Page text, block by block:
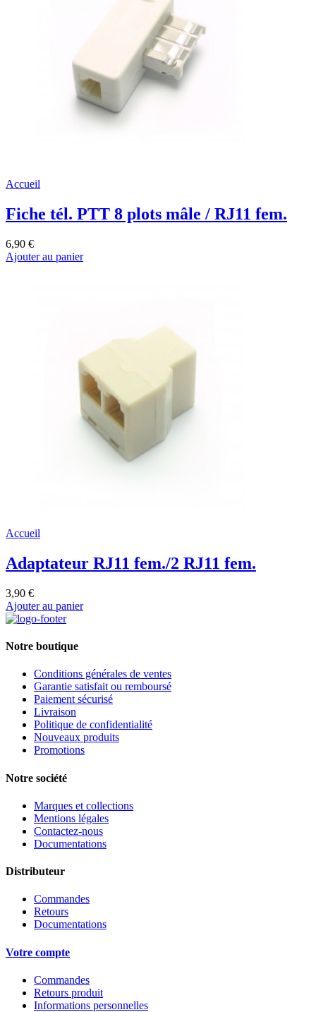
Accueil
Fiche tél. PTT 8 plots mâle / RJ11 fem.
6,90 €
Ajouter au panier
Accueil
Adaptateur RJ11 fem./2 RJ11 fem.
3,90 €
Ajouter au panier
Notre boutique
Conditions générales de ventes
Garantie satisfait ou remboursé
Paiement sécurisé
Livraison
Politique de confidentialité
Nouveaux produits
Promotions
Notre société
Marques et collections
Mentions légales
Contactez-nous
Documentations
Distributeur
Commandes
Retours
Documentations
Votre compte
Commandes
Retours produit
Informations personnelles